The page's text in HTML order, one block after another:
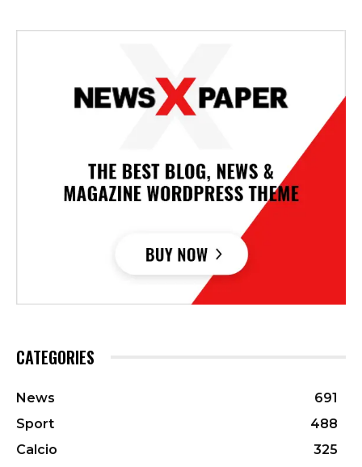
CATEGORIES
News
691
Sport
488
Calcio
325